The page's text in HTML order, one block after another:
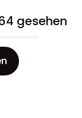
gesehen